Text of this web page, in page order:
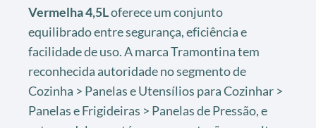
Vermelha 4,5Loferece um conjunto
equilibrado entre segurança, eficiência e
facilidade de uso. A marca Tramontina tem
reconhecida autoridade no segmento de
Cozinha > Panelas e Utensílios para Cozinhar >
Panelas e Frigideiras > Panelas de Pressão, e